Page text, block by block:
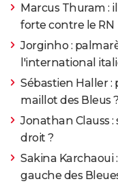
Hervé Renard :
Marcus Thuram :
forte contre le RN
Jorginho :
l'international
Sébastien Haller
maillot des Bleus ?
Jonathan Clauss :
droit ?
Sakina Karchaoui
gauche des